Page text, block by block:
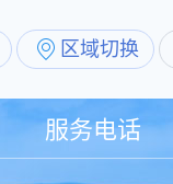
区域切换
服务电话